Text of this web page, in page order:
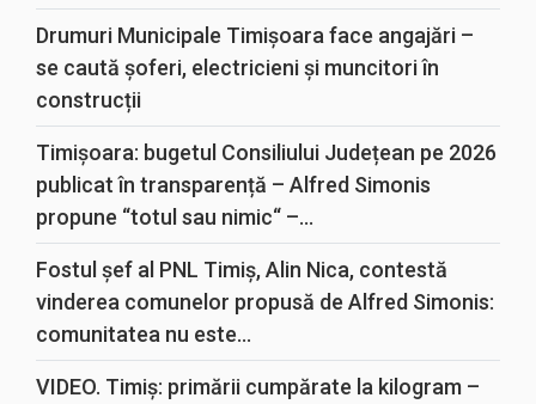
Drumuri Municipale Timișoara face angajări –
se caută șoferi, electricieni și muncitori în
construcții
Timișoara: bugetul Consiliului Județean pe 2026
publicat în transparență – Alfred Simonis
propune “totul sau nimic“ –...
Fostul șef al PNL Timiș, Alin Nica, contestă
vinderea comunelor propusă de Alfred Simonis:
comunitatea nu este...
VIDEO. Timiș: primării cumpărate la kilogram –